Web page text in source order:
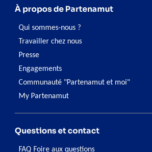
À propos de Partenamut
Qui sommes-nous ?
Travailler chez nous
Presse
Engagements
Communauté "Partenamut et moi"
My Partenamut
Questions et contact
FAQ Foire aux questions